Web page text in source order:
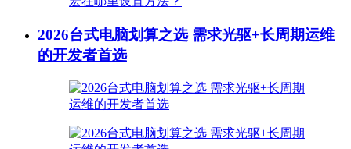
2026台式电脑划算之选 需求光驱+长周期运维
的开发者首选